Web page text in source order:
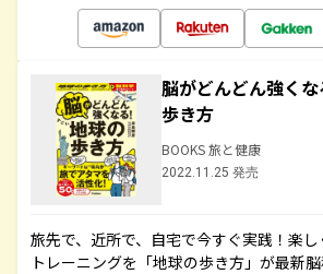
脳がどんどん強く
歩き方
BOOKS 旅と健康
2022.11.25 発売
旅先で、近所で、自宅で今すぐ実践！楽
トレーニングを「地球の歩き方」が最新